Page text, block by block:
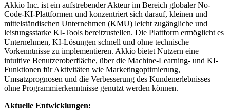
Akkio Inc. ist ein aufstrebender Akteur im Bereich globaler No-
Code-KI-Plattformen und konzentriert sich darauf, kleinen und
mittelständischen Unternehmen (KMU) leicht zugängliche und
leistungsstarke KI-Tools bereitzustellen. Die Plattform ermöglicht es
Unternehmen, KI-Lösungen schnell und ohne technische
Vorkenntnisse zu implementieren. Akkio bietet Nutzern eine
intuitive Benutzeroberfläche, über die Machine-Learning- und KI-
Funktionen für Aktivitäten wie Marketingoptimierung,
Umsatzprognosen und die Verbesserung des Kundenerlebnisses
ohne Programmierkenntnisse genutzt werden können.
Aktuelle Entwicklungen: